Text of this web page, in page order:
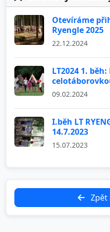
Otevíráme
Ryengle 2025
22.12.2024
LT2024 1.
09.02.2024
I.běh LT
14.7.2023
15.07.2023
Zpět